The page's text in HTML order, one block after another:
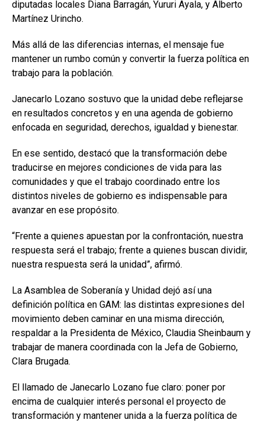
diputadas locales Diana Barragán, Yururi Ayala, y Alberto
Martínez Urincho.
Más allá de las diferencias internas, el mensaje fue
mantener un rumbo común y convertir la fuerza política en
trabajo para la población.
Janecarlo Lozano sostuvo que la unidad debe reflejarse
en resultados concretos y en una agenda de gobierno
enfocada en seguridad, derechos, igualdad y bienestar.
En ese sentido, destacó que la transformación debe
traducirse en mejores condiciones de vida para las
comunidades y que el trabajo coordinado entre los
distintos niveles de gobierno es indispensable para
avanzar en ese propósito.
“Frente a quienes apuestan por la confrontación, nuestra
respuesta será el trabajo; frente a quienes buscan dividir,
nuestra respuesta será la unidad”, afirmó.
La Asamblea de Soberanía y Unidad dejó así una
definición política en GAM: las distintas expresiones del
movimiento deben caminar en una misma dirección,
respaldar a la Presidenta de México, Claudia Sheinbaum y
trabajar de manera coordinada con la Jefa de Gobierno,
Clara Brugada.
El llamado de Janecarlo Lozano fue claro: poner por
encima de cualquier interés personal el proyecto de
transformación y mantener unida a la fuerza política de